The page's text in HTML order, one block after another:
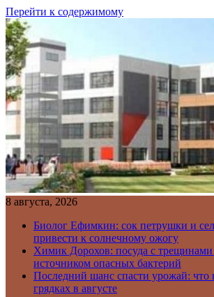
Перейти к содержимому
8 августа, 2026
Биолог Ефимкин: сок петрушки и
привести к солнечному ожогу
Химик Дорохов: посуда с трещинами
источником опасных бактерий
Последний шанс спасти урожай: что
грядках в августе